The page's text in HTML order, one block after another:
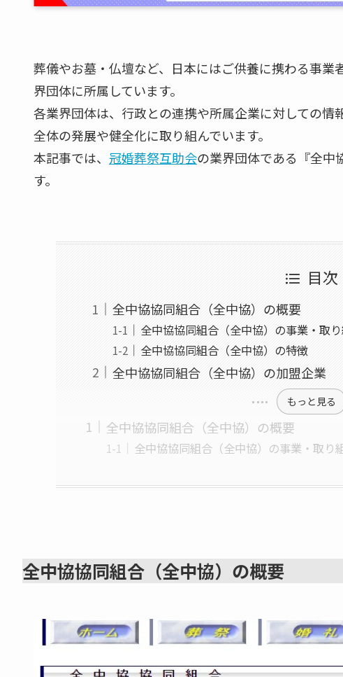
葬儀やお墓・仏壇など、日本にはご供養に携わる事
界団体に所属しています。
各業界団体は、行政との連携や所属企業に対しての
全体の発展や健全化に取り組んでいます。
本記事では、 冠婚葬祭互助会の業界団体である『全中
す。
目次
全中協協同組合（全中協）の概要
全中協協同組合（全中協）の事業・取
全中協協同組合（全中協）の特徴
全中協協同組合（全中協）の加盟企業
もっと見る
全中協協同組合（全中協）の概要
全中協協同組合（全中協）の事業・取り
全中協協同組合（全中協）の概要